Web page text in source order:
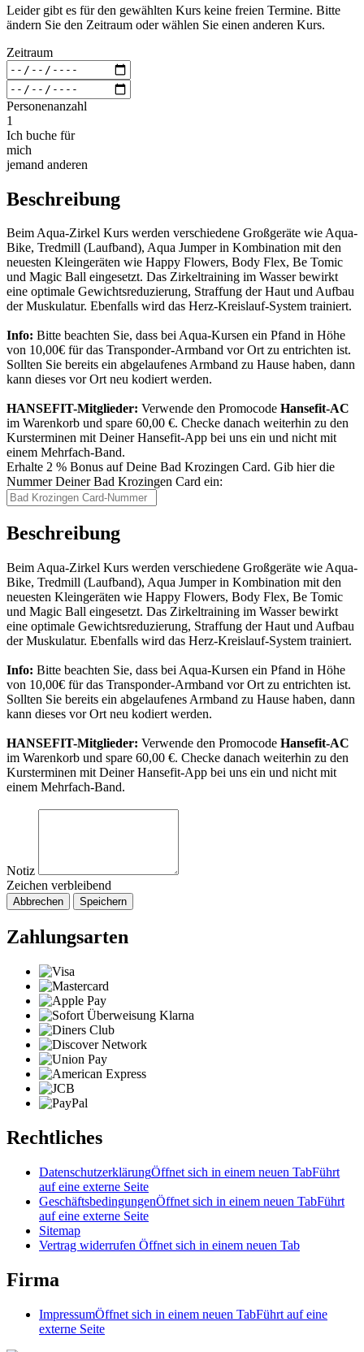
Leider gibt es für den gewählten Kurs keine freien Termine. Bitte
ändern Sie den Zeitraum oder wählen Sie einen anderen Kurs.
Zeitraum
Personenanzahl
1
Ich buche für
mich
jemand anderen
Beschreibung
Beim Aqua-Zirkel Kurs werden verschiedene Großgeräte wie Aqua-
Bike, Tredmill (Laufband), Aqua Jumper in Kombination mit den
neuesten Kleingeräten wie Happy Flowers, Body Flex, Be Tomic
und Magic Ball eingesetzt. Das Zirkeltraining im Wasser bewirkt
eine optimale Gewichtsreduzierung, Straffung der Haut und Aufbau
der Muskulatur. Ebenfalls wird das Herz-Kreislauf-System trainiert.
Info: Bitte beachten Sie, dass bei Aqua-Kursen ein Pfand in Höhe
von 10,00€ für das Transponder-Armband vor Ort zu entrichten ist.
Sollten Sie bereits ein abgelaufenes Armband zu Hause haben, dann
kann dieses vor Ort neu kodiert werden.
HANSEFIT-Mitglieder: Verwende den Promocode Hansefit-AC
im Warenkorb und spare 60,00 €. Checke danach weiterhin zu den
Kursterminen mit Deiner Hansefit-App bei uns ein und nicht mit
einem Mehrfach-Band.
Erhalte 2 % Bonus auf Deine Bad Krozingen Card. Gib hier die
Nummer Deiner Bad Krozingen Card ein:
Beschreibung
Beim Aqua-Zirkel Kurs werden verschiedene Großgeräte wie Aqua-
Bike, Tredmill (Laufband), Aqua Jumper in Kombination mit den
neuesten Kleingeräten wie Happy Flowers, Body Flex, Be Tomic
und Magic Ball eingesetzt. Das Zirkeltraining im Wasser bewirkt
eine optimale Gewichtsreduzierung, Straffung der Haut und Aufbau
der Muskulatur. Ebenfalls wird das Herz-Kreislauf-System trainiert.
Info: Bitte beachten Sie, dass bei Aqua-Kursen ein Pfand in Höhe
von 10,00€ für das Transponder-Armband vor Ort zu entrichten ist.
Sollten Sie bereits ein abgelaufenes Armband zu Hause haben, dann
kann dieses vor Ort neu kodiert werden.
HANSEFIT-Mitglieder: Verwende den Promocode Hansefit-AC
im Warenkorb und spare 60,00 €. Checke danach weiterhin zu den
Kursterminen mit Deiner Hansefit-App bei uns ein und nicht mit
einem Mehrfach-Band.
Notiz
Zeichen verbleibend
Abbrechen Speichern
Zahlungsarten
Rechtliches
DatenschutzerklärungÖffnet sich in einem neuen TabFührt
auf eine externe Seite
GeschäftsbedingungenÖffnet sich in einem neuen TabFührt
auf eine externe Seite
Sitemap
Vertrag widerrufen Öffnet sich in einem neuen Tab
Firma
ImpressumÖffnet sich in einem neuen TabFührt auf eine
externe Seite